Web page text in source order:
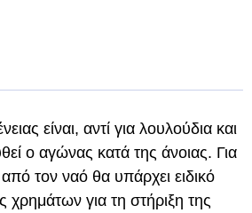
είναι, αντί για λουλούδια και
ο αγώνας κατά της άνοιας. Για
τον ναό θα υπάρχει ειδικό
χρημάτων για τη στήριξη της